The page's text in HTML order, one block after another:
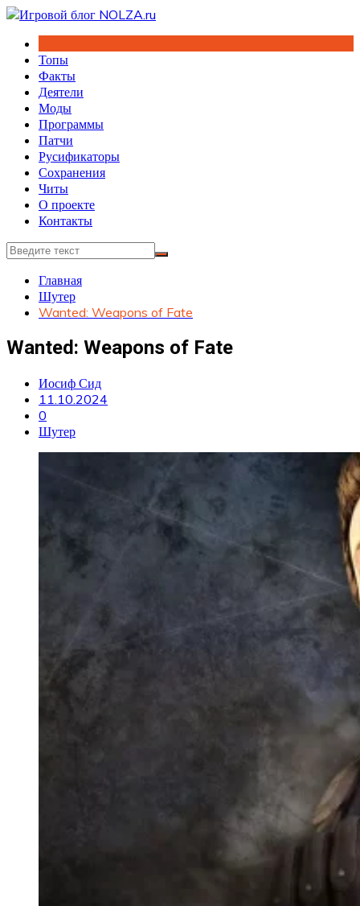
Перейти
содержимому
Топы
Факты
Деятели
Моды
Программы
Патчи
Русификаторы
Сохранения
Читы
О проекте
Контакты
Главная
Шутер
Wanted: Weapons of Fate
Wanted: Weapons of Fate
Иосиф Сид
11.10.2024
0
Шутер